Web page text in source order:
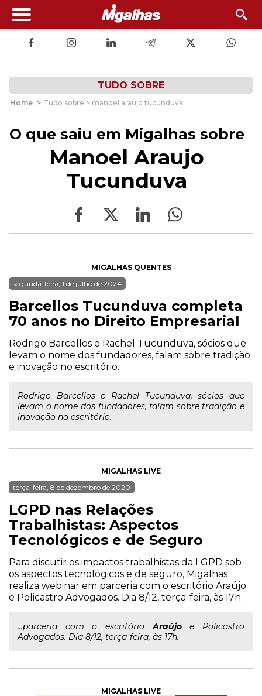
TUDO SOBRE
Home > Tudo sobre > manoel araujo tucunduva
O que saiu em Migalhas sobre
Manoel Araujo
Tucunduva
MIGALHAS QUENTES
segunda-feira, 1 de julho de 2024
Barcellos Tucunduva completa
70 anos no Direito Empresarial
Rodrigo Barcellos e Rachel Tucunduva, sócios que
levam o nome dos fundadores, falam sobre tradição
e inovação no escritório.
Rodrigo Barcellos e Rachel Tucunduva, sócios que
levam o nome dos fundadores, falam sobre tradição e
inovação no escritório.
MIGALHAS LIVE
terça-feira, 8 de dezembro de 2020
LGPD nas Relações
Trabalhistas: Aspectos
Tecnológicos e de Seguro
Para discutir os impactos trabalhistas da LGPD sob
os aspectos tecnológicos e de seguro, Migalhas
realiza webinar em parceria com o escritório Araújo
e Policastro Advogados. Dia 8/12, terça-feira, às 17h.
...parceria com o escritórioAraújoe Policastro
Advogados. Dia 8/12, terça-feira, às 17h.
MIGALHAS LIVE